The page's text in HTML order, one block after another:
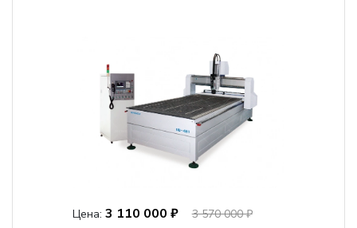
Цена: 3 110 000 ₽
3 570 000 ₽